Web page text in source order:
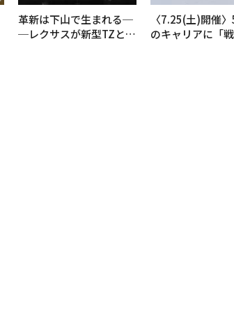
革新は下山で生まれる─
─レクサスが新型TZとE
〈7.25(土)開催
のキャリアに「